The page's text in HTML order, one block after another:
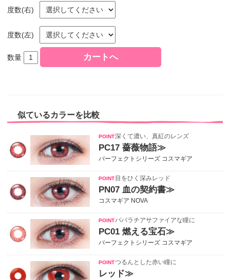
度数(右)
度数(左)
数量
似ているカラーを比較
深くて濃い、真紅のレンズ
PC17 薔薇物語≫
パーフェクトシリーズ コスマギア
目をひく深みレッド
PN07 血の契約書≫
コスマギア NOVA
パパラチアサファイアな瞳に
PC01 燃える宝石≫
パーフェクトシリーズ コスマギア
つるんとした赤い瞳に
レッド≫